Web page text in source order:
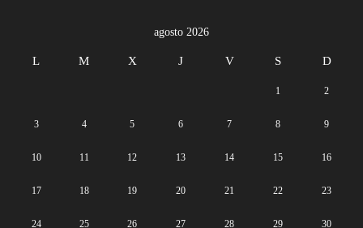
agosto 2026
L M X J V S D
1 2
3 4 5 6 7 8 9
10 11 12 13 14 15 16
17 18 19 20 21 22 23
24 25 26 27 28 29 30